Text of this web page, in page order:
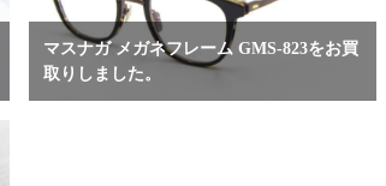
マスナガ メガネフレーム GMS-823をお買
取りしました。